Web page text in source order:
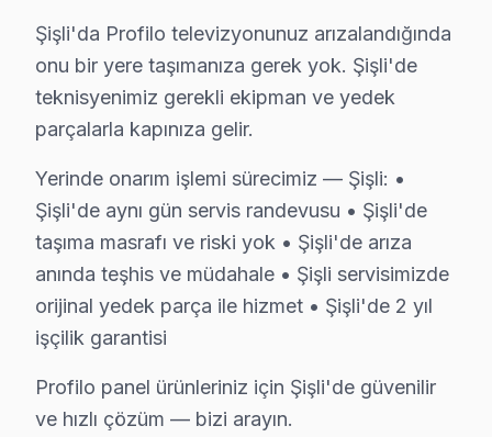
Bu sayfayla ilgili hizmet sayfaları:
↑ Profilo Servis Ana Sayfası
↑ Şişli TV Servis Merkezi
Şişli Yakın İlçelerde Profilo Servisi
· Arnavutköy Profilo
· Avcılar Profilo
· Bakırköy Profilo
· Başakşehir Profilo
Şişli'da Profilo televizyonunuz arızalandığında
onu bir yere taşımanıza gerek yok. Şişli'de
teknisyenimiz gerekli ekipman ve yedek
parçalarla kapınıza gelir.
Yerinde onarım işlemi sürecimiz — Şişli: •
Şişli'de aynı gün servis randevusu • Şişli'de
taşıma masrafı ve riski yok • Şişli'de arıza
anında teşhis ve müdahale • Şişli servisimizde
orijinal yedek parça ile hizmet • Şişli'de 2 yıl
işçilik garantisi
Profilo panel ürünleriniz için Şişli'de güvenilir
ve hızlı çözüm — bizi arayın.